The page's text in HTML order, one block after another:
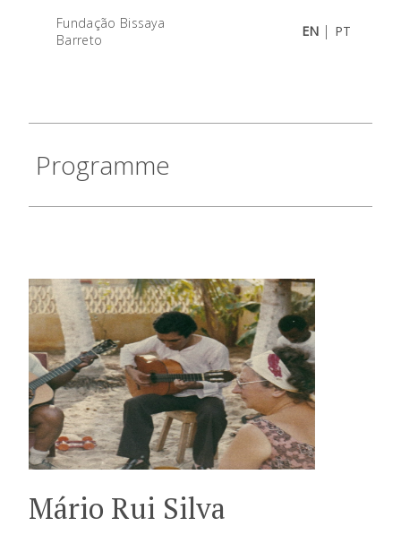
Fundação Bissaya
Barreto
EN | PT
Programme
Mário Rui Silva